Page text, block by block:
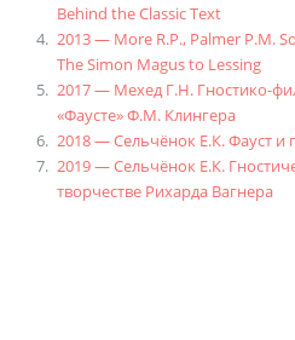
Behind the Classic Text
2013 — More R.P., Palmer P.M.
The Simon Magus to Lessing
2017 — Мехед Г.Н. Гностико-
«Фаусте» Ф.М. Клингера
2018 — Сельчёнок Е.К. Фауст и
2019 — Сельчёнок Е.К.
творчестве Рихарда Вагнера